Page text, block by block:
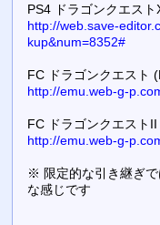
PS4 ドラゴンクエス
http://web.save-
kup&num=8352#
FC ドラゴンクエスト
http://emu.web-g-
FC ドラゴンクエスト
http://emu.web-g-
※ 限定的な引き継ぎ
な感じです